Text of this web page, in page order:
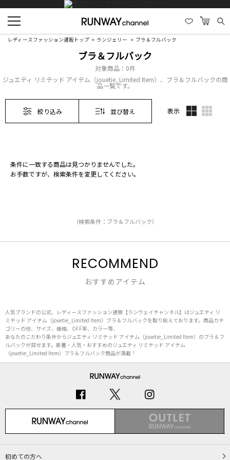
レディースファッション通販トップ ランジェリー ブラ＆フルバック
ブラ＆フルバック
対象商品： 0件
ジュエティ リミテッド アイテム（jouetie_Limited Item）、ブラ＆フルバックの商
品一覧です。
絞り込み 並び替え 表示
条件に一致する商品は見つかりませんでした。
お手数ですが、検索条件を変更してください。
（検索条件：ブラ＆フルバック）
RECOMMEND
おすすめアイテム
人気ブランドの公式、レディースファッション通販【ランウェイチャンネル】はジュエティ リ
ミテッド アイテム（jouetie_Limited Item）ブラ＆フルバックを取り揃えております。商品カテ
ゴリーの他、サイズ、価格、OFF率、カラー等、
あなたのこだわり条件からジュエティ リミテッド アイテム（jouetie_Limited Item）のブラ＆フ
ルバックが探せます。新着・人気・おすすめのジュエティ リミテッド アイテム
（jouetie_Limited Item）ブラ＆フルバック商品が満載！
初めての方へ